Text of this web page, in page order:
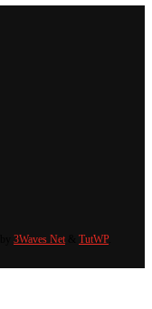
3Waves Net& TutWP.